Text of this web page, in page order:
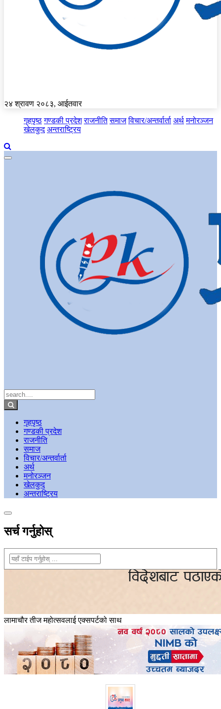
२४ श्रावण २०८३, आईतवार
गृहपृष्ठ गण्डकी प्रदेश राजनीति समाज विचार/अन्तर्वार्ता अर्थ मनोरञ्जन
खेलकुद अन्तराष्ट्रिय
गृहपृष्ठ
गण्डकी प्रदेश
राजनीति
समाज
विचार/अन्तर्वार्ता
अर्थ
मनोरञ्जन
खेलकुद
अन्तराष्ट्रिय
सर्च गर्नुहोस्
लामाचौर तीज महोत्सवलाई एक्सपर्टको साथ